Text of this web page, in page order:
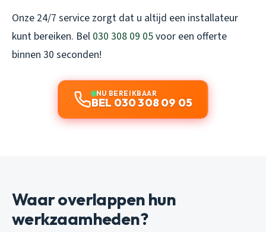
Onze 24/7 service zorgt dat u altijd een installateur
kunt bereiken. Bel 030 308 09 05voor een offerte
binnen 30 seconden!
NU BEREIKBAAR
BEL 030 308 09 05
Waar overlappen hun
werkzaamheden?